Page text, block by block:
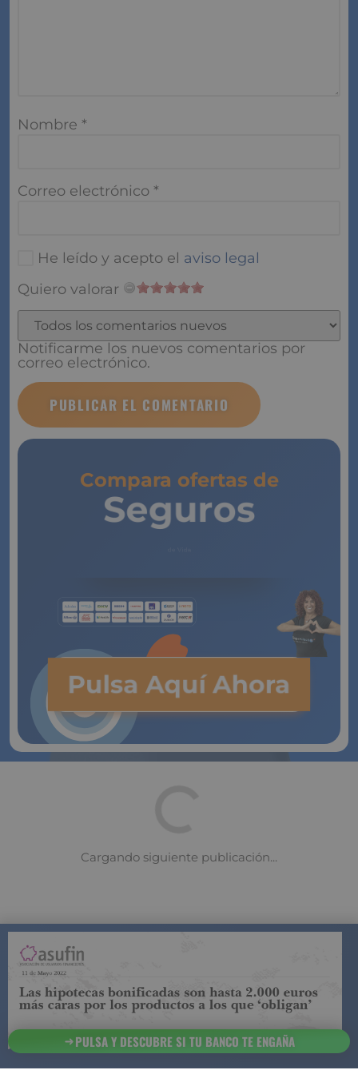
Nombre *
Correo electrónico *
He leído y acepto el aviso legal
Quiero valorar
Notificarme los nuevos comentarios por
correo electrónico.
Compara ofertas de
Seguros
Pulsa Aquí Ahora
COMPARADOR DE SEGUROS DE VIDASUJETO A LA
REGULACIÓN DE LA DIRECCIÓN GENERAL DE
SEGUROS
ESTA ES LAINFORMACIÓNSOBRE
PULSA Y DESCUBRE SI TU BANCO TE ENGAÑA